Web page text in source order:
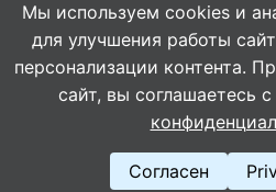
© 2026
Мы используем cookies и
для улучшения работы
персонализации контента.
сайт, вы соглашаетесь
Согласен